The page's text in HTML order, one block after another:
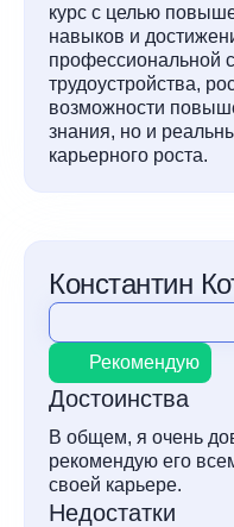
курс с целью
навыков и
профессиональной
трудоустройства,
возможности
знания, но и
карьерного роста.
Константин
Рекомендую
Достоинства
В общем, я очень
рекомендую его
своей карьере.
Недостатки